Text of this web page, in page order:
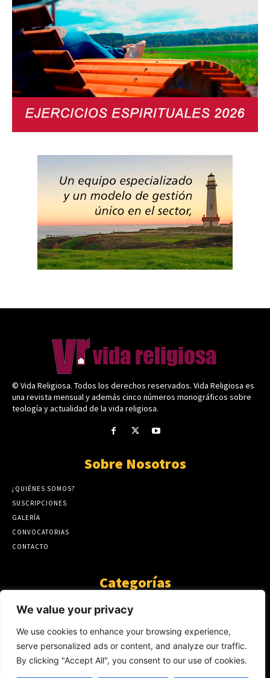
We value your privacy
We use cookies to enhance your browsing experience,
serve personalized ads or content, and analyze our traffic.
By clicking "Accept All", you consent to our use of cookies.
© Vida Religiosa. Todos los derechos reservados. Vida Religiosa es
una revista mensual y además cinco números monográficos sobre
teología y actualidad de la vida religiosa.
Sobre Nosotros
¿QUIÉNES SOMOS?
SUSCRIPCIONES
GALERÍA
CONVOCATORIAS
CONTACTO
Categorías
ARTÍCULOS
GUANTE DE SEDA
AL CALOR DE LA PALABRA
Y YO QUE SÉ
423
NOTICIAS
234
SIN CATEGORÍA
174